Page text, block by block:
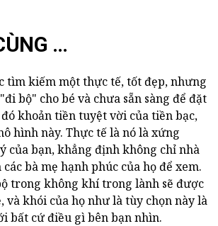
...
tìm kiếm một thực tế, tốt đẹp, nhưng
bộ" cho bé và chưa sẵn sàng để đặt
khoản tiền tuyệt vời của tiền bạc,
hình này. Thực tế là nó là xứng
của bạn, khẳng định không chỉ nhà
các bà mẹ hạnh phúc của họ để xem.
trong không khí trong lành sẽ được
và khói của họ như là tùy chọn này là
bất cứ điều gì bên bạn nhìn.